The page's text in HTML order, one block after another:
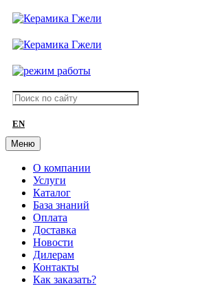
EN
Меню
О компании
Услуги
Каталог
База знаний
Оплата
Доставка
Новости
Дилерам
Контакты
Как заказать?